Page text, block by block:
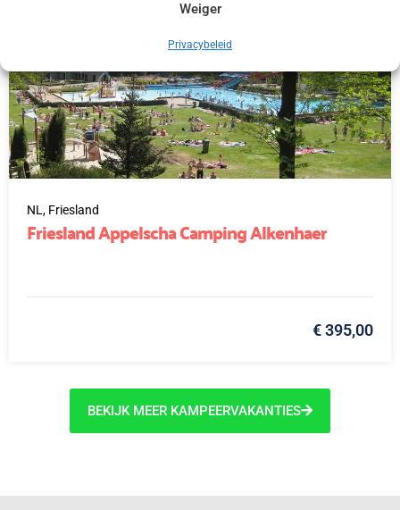
Weiger
Privacybeleid
NL, Friesland
Friesland Appelscha Camping Alkenhaer
€ 395,00
BEKIJK MEER KAMPEERVAKANTIES